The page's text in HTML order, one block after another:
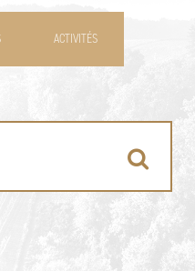
ACTIVITÉS